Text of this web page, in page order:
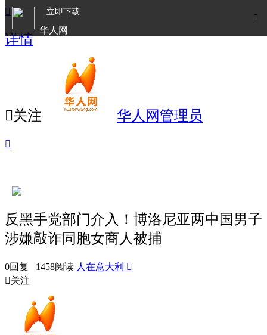

立即下载
华人网

详情
关注 华人网管理员

反黑手党部门介入！博洛尼亚两中国男子
涉嫌敲诈同胞女商人被捕
0回复 1458阅读 人在意大利 
关注